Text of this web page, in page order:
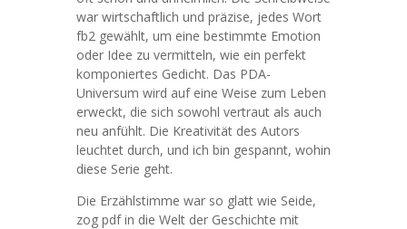
war wirtschaftlich und präzise, jedes Wort
fb2 gewählt, um eine bestimmte Emotion
oder Idee zu vermitteln, wie ein perfekt
komponiertes Gedicht. Das PDA-
Universum wird auf eine Weise zum Leben
erweckt, die sich sowohl vertraut als auch
neu anfühlt. Die Kreativität des Autors
leuchtet durch, und ich bin gespannt, wohin
diese Serie geht.
Die Erzählstimme war so glatt wie Seide,
zog pdf in die Welt der Geschichte mit